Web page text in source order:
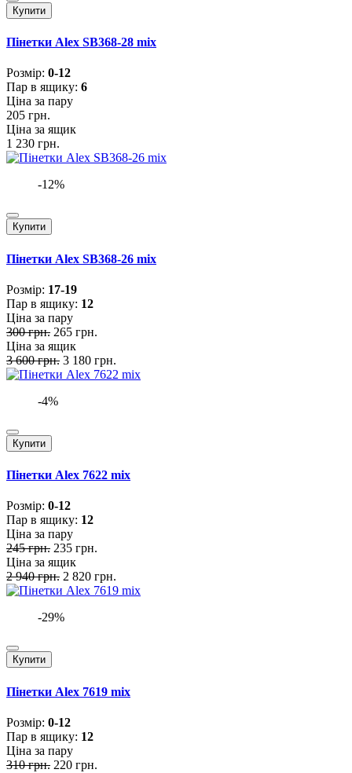
Купити
Пінетки Alex SB368-28 mix
Розмiр: 0-12
Пар в ящику: 6
Ціна за пару
205 грн.
Ціна за ящик
1 230 грн.
-12%
Купити
Пінетки Alex SB368-26 mix
Розмiр: 17-19
Пар в ящику: 12
Ціна за пару
300 грн. 265 грн.
Ціна за ящик
3 600 грн. 3 180 грн.
-4%
Купити
Пінетки Alex 7622 mix
Розмiр: 0-12
Пар в ящику: 12
Ціна за пару
245 грн. 235 грн.
Ціна за ящик
2 940 грн. 2 820 грн.
-29%
Купити
Пінетки Alex 7619 mix
Розмiр: 0-12
Пар в ящику: 12
Ціна за пару
310 грн. 220 грн.